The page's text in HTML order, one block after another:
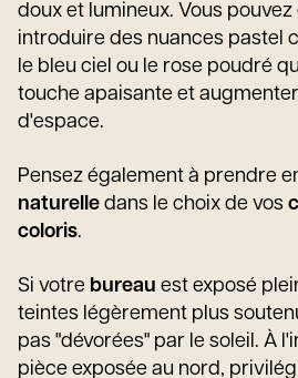
doux et lumineux. Vous
introduire des nuances pastel
le bleu ciel ou le rose poudré
touche apaisante et
d'espace.
Pensez également à prendre
naturelle dans le choix de vos
coloris.
Si votre bureau est exposé
teintes légèrement plus
pas "dévorées" par le soleil. À
pièce exposée au nord,